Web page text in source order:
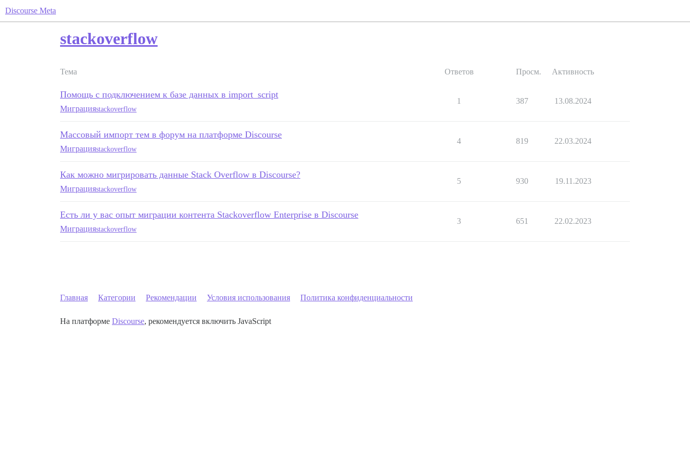
Discourse Meta
stackoverflow
Тема Ответов Просм. Активность
Помощь с подключением к базе данных в import_script
Миграцияstackoverflow
1 387 13.08.2024
Массовый импорт тем в форум на платформе Discourse
Миграцияstackoverflow
4 819 22.03.2024
Как можно мигрировать данные Stack Overflow в Discourse?
Миграцияstackoverflow
5 930 19.11.2023
Есть ли у вас опыт миграции контента Stackoverflow Enterprise в Discourse
Миграцияstackoverflow
3 651 22.02.2023
Главная Категории Рекомендации Условия использования Политика конфиденциальности
На платформе Discourse, рекомендуется включить JavaScript